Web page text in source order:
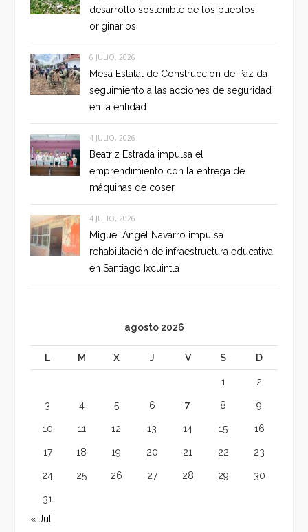
desarrollo sostenible de los pueblos
originarios
6 JULIO, 2026
Mesa Estatal de Construcción de Paz da
seguimiento a las acciones de seguridad
en la entidad
4 JULIO, 2026
Beatriz Estrada impulsa el
emprendimiento con la entrega de
máquinas de coser
4 JULIO, 2026
Miguel Ángel Navarro impulsa
rehabilitación de infraestructura educativa
en Santiago Ixcuintla
agosto 2026
L M X J V S D
1 2
3 4 5 6 7 8 9
10 11 12 13 14 15 16
17 18 19 20 21 22 23
24 25 26 27 28 29 30
31
« Jul